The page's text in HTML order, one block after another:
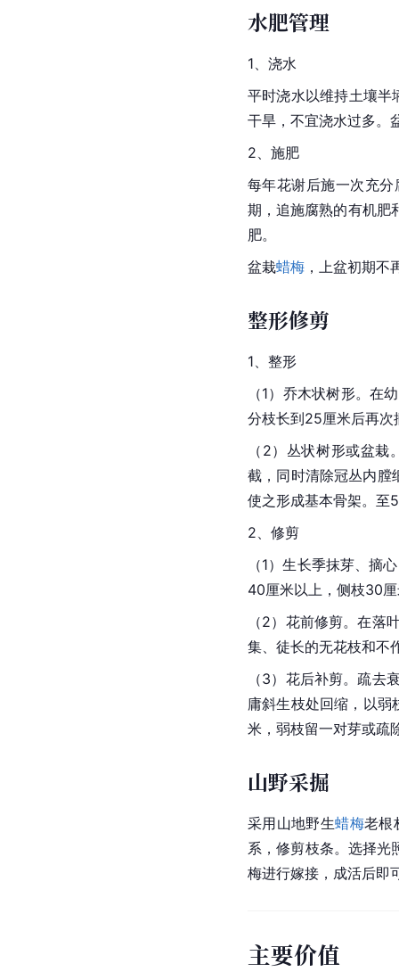
水肥管理
1、浇水
平时浇水以维持土壤半
干旱，不宜浇水过多。
2、施肥
每年花谢后施一次充
期，追施腐熟的有机肥
肥。
盆栽蜡梅 ，上盆初期
整形修剪
1、整形
（1） 乔木状树形。在
分枝长到25厘米后再次
（2）丛状树形或盆
截，同时清除冠丛内膛
使之形成基本骨架。至
2、修剪
（1）生长季抹芽、摘
40厘米以上，侧枝30
（2）花前修剪。在落
集、徒长的无花枝和不
（3）花后补剪。疏去
庸斜生枝处回缩，以
米，弱枝留一对芽或疏
山野采掘
采用山地野生蜡梅老根
系，修剪枝条。选择光
梅进行嫁接 ，成活后即
主要价值